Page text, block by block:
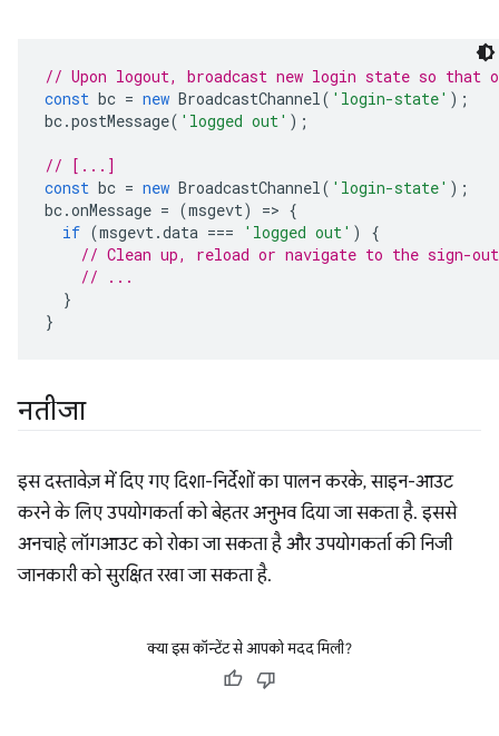
// Upon logout, broadcast new login state so that
const bc = new BroadcastChannel( 'login-state' );
bc.postMessage( 'logged out' );
// [...]
const bc = new BroadcastChannel( 'login-state' );
bc.onMessage = (msgevt) => {
if (msgevt.data === 'logged out' )
{
// Clean up, reload or navigate to the sign-
// ...
}
}
नतीजा
इस दस्तावेज़ में दिए गए दिशा-निर्देशों का पालन करके, साइन-आउट
करने के लिए उपयोगकर्ता को बेहतर अनुभव दिया जा सकता है. इससे
अनचाहे लॉगआउट को रोका जा सकता है और उपयोगकर्ता की निजी
जानकारी को सुरक्षित रखा जा सकता है.
क्या इस कॉन्टेंट से आपको मदद मिली?